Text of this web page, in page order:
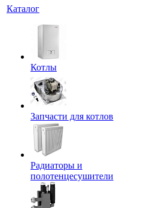
Каталог
Котлы
Запчасти для котлов
Радиаторы и
полотенцесушители